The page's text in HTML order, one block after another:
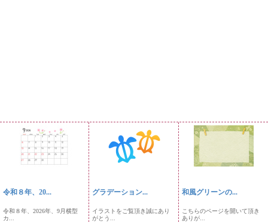
令和８年、20...
令和８年、2026年、9月横型
カ...
グラデーション...
イラストをご覧頂き誠にあり
がとう...
和風グリーンの...
こちらのページを開いて頂き
ありが...